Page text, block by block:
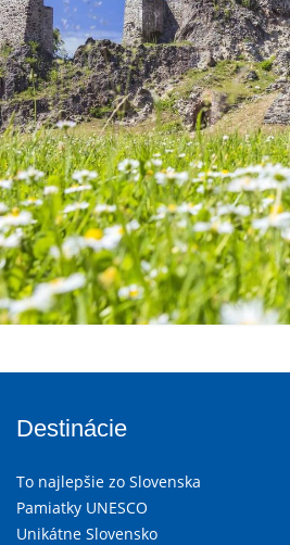
Destinácie
To najlepšie zo Slovenska
Pamiatky UNESCO
Unikátne Slovensko